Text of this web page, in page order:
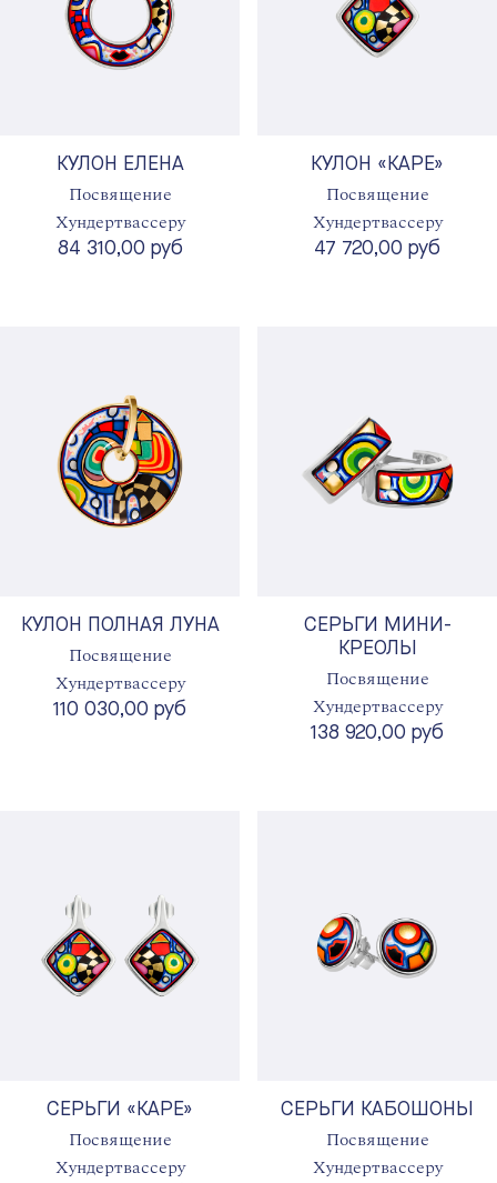
КУЛОН ЕЛЕНА
Посвящение
Хундертвассеру
84 310,00 руб
КУЛОН «КАРЕ»
Посвящение
Хундертвассеру
47 720,00 руб
КУЛОН ПОЛНАЯ ЛУНА
Посвящение
Хундертвассеру
110 030,00 руб
СЕРЬГИ МИНИ-
КРЕОЛЫ
Посвящение
Хундертвассеру
138 920,00 руб
СЕРЬГИ «КАРЕ»
Посвящение
Хундертвассеру
СЕРЬГИ КАБОШОНЫ
Посвящение
Хундертвассеру